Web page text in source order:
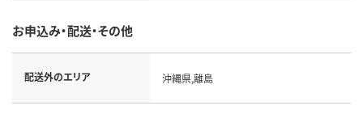
お申込み・配送・その他
配送外のエリア 沖縄県,離島